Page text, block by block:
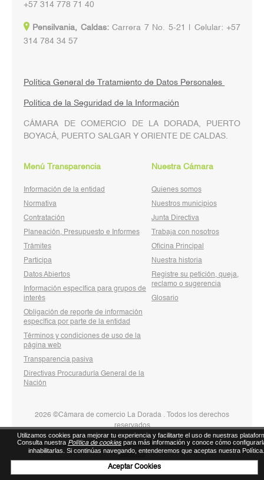
+57 314 778 71 40
Pensilvania, Caldas:Carrera 7 No. 5-21 | Celular: +57
314 784 34 57
Política General de Tratamiento de Datos Personales
Política de la Seguridad de la Información
CÁMARA DE COMERCIO DE LA DORADA, PUERTO
BOYACÁ, PUERTO SALGAR Y ORIENTE DE CALDAS.
Menú Transparencia
Información de la entidad
Normativa
Contratación
Planeación, Presupuesto e Informes
Trámites
Participa
Datos Abiertos
Información específica para grupos de
interés
Obligación de reporte de información
específica por parte de la entidad
Términos y condiciones de uso de la
página web
Transparencia pasiva
Directivas Procuraduría General de la
Nación
Nuestra Cámara
Quienes somos
Nuestros municipios
Junta Directiva
Trabaja con nosotros
Oficina Principal
Nuestra historia
Registre su petición, queja,
reclamo o sugerencia
Glosario
2026 ©Cámara de comercio La Dorada . Todos los derechos
reservados
Diseñado por Exus™ |Diseñado por Exus™ | Envío de Correos
Masivos
Utilizamos cookies para mejorar tu experiencia y facilitarte el uso de nuestras
Consulta nuestra Política de cookies para más información y conoce cómo
inhabilitarlas. Si continúas navegando, entenderemos que aceptas nuestra Política.
Aceptar Cookies